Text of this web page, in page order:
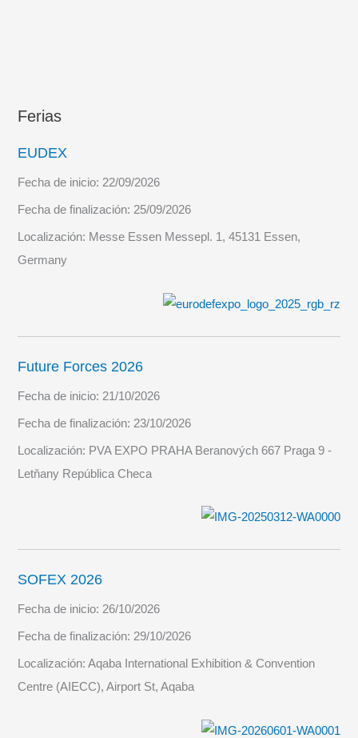
Ferias
EUDEX
Fecha de inicio: 22/09/2026
Fecha de finalización: 25/09/2026
Localización: Messe Essen Messepl. 1, 45131 Essen,
Germany
Future Forces 2026
Fecha de inicio: 21/10/2026
Fecha de finalización: 23/10/2026
Localización: PVA EXPO PRAHA Beranových 667 Praga 9 -
Letňany República Checa
SOFEX 2026
Fecha de inicio:26/10/2026
Fecha de finalización:29/10/2026
Localización:Aqaba International Exhibition & Convention
Centre (AIECC), Airport St, Aqaba